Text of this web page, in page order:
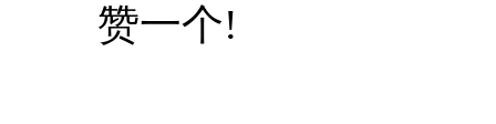
赞一个!